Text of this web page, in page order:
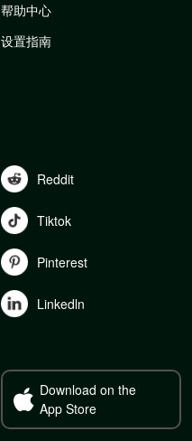
帮助中心
设置指南
Reddit
Tiktok
Pinterest
Linkedln
Download on the
App Store